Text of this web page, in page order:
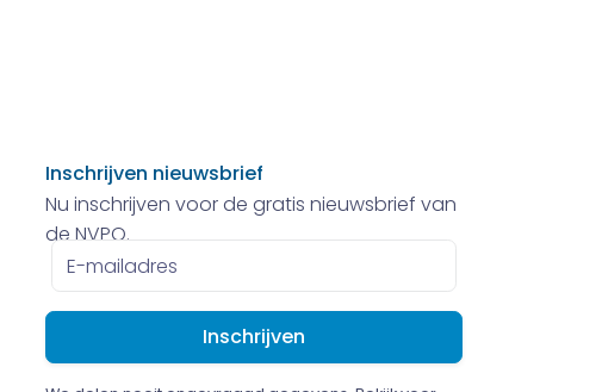
Inschrijven nieuwsbrief
Nu inschrijven voor de gratis nieuwsbrief van
de NVPO.
E-
mailadres